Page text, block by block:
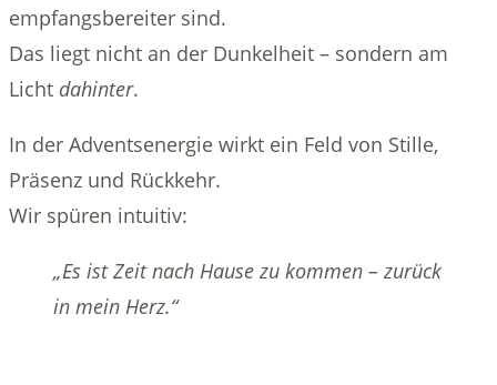
empfangsbereiter sind.
Das liegt nicht an der Dunkelheit – sondern am
Licht dahinter.
In der Adventsenergie wirkt ein Feld von Stille,
Präsenz und Rückkehr.
Wir spüren intuitiv:
„Es ist Zeit nach Hause zu kommen – zurück
in mein Herz.“